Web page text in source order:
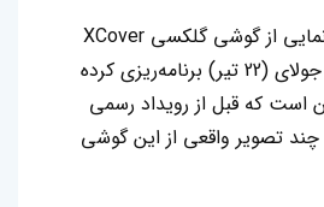
سامسونگ برای رونمایی از گوشی گلکسی XCover
6 Pro در تاریخ 13 جولای (22 تیر) برنامه‌ریزی کرده
که قبل از رویداد رسمی
چند تصویر واقعی از این گوشی